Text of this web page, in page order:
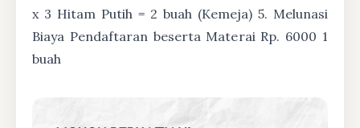
x 3 Hitam Putih = 2 buah (Kemeja) 5. Melunasi
Biaya Pendaftaran beserta Materai Rp. 6000 1
buah